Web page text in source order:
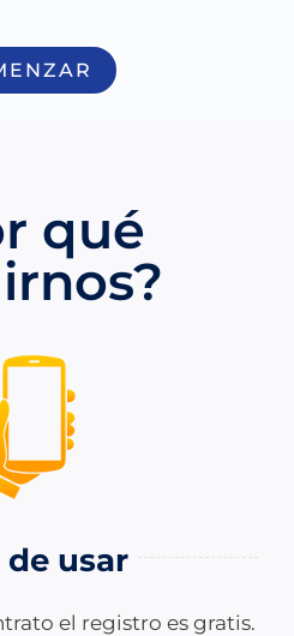
qué
de usar
el registro es gratis.